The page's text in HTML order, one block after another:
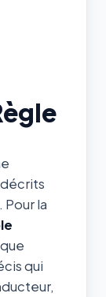
la
qui